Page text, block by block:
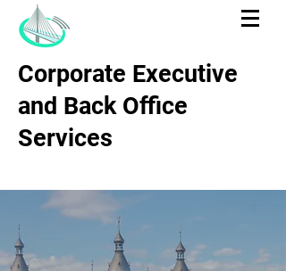
Corporate Executive
and Back Office
Services